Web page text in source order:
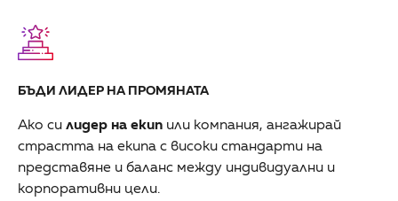
БЪДИ ЛИДЕР НА ПРОМЯНАТА
Ако си лидер на екип или компания, ангажирай
страстта на екипа с високи стандарти на
представяне и баланс между индивидуални и
корпоративни цели.